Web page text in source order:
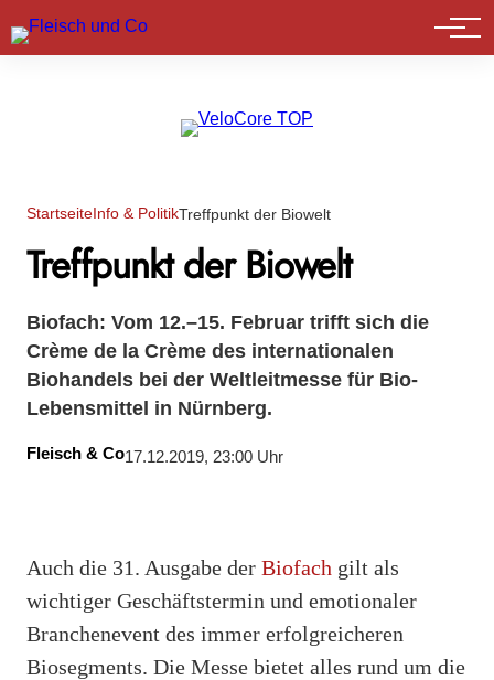
Marktführer
StartseiteInfo & PolitikTreffpunkt der Biowelt
Treffpunkt der Biowelt
Biofach: Vom 12.–15. Februar trifft sich die
Crème de la Crème des internationalen
Biohandels bei der Weltleitmesse für Bio-
Lebensmittel in Nürnberg.
Fleisch & Co17.12.2019, 23:00 Uhr
Auch die 31. Ausgabe der Biofach gilt als
wichtiger Geschäftstermin und emotionaler
Branchenevent des immer erfolgreicheren
Biosegments. Die Messe bietet alles rund um die